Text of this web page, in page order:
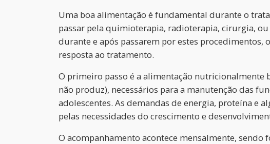
Uma boa alimentação é fundamental durante o
passar pela quimioterapia, radioterapia, cirurgia, ou
durante e após passarem por estes
resposta ao tratamento.
O primeiro passo é a alimentação nutricionalmente
não produz), necessários para a manutenção das
adolescentes. As demandas de energia, proteína e
pelas necessidades do crescimento e
O acompanhamento acontece mensalmente,